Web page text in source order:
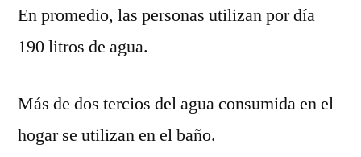
En promedio, las personas utilizan por día
190 litros de agua.
Más de dos tercios del agua consumida en el
hogar se utilizan en el baño.